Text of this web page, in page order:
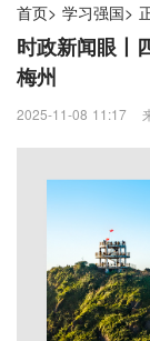
首页> 学习强国>
时政新闻眼丨
梅州
2025-11-08 11:17